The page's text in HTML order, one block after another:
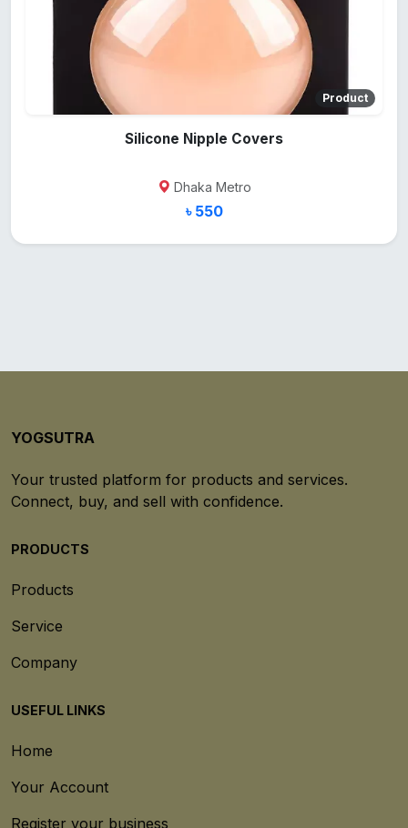
Product
Silicone Nipple Covers
Dhaka Metro
৳ 550
YOGSUTRA
Your trusted platform for products and services.
Connect, buy, and sell with confidence.
PRODUCTS
Products
Service
Company
USEFUL LINKS
Home
Your Account
Register your business